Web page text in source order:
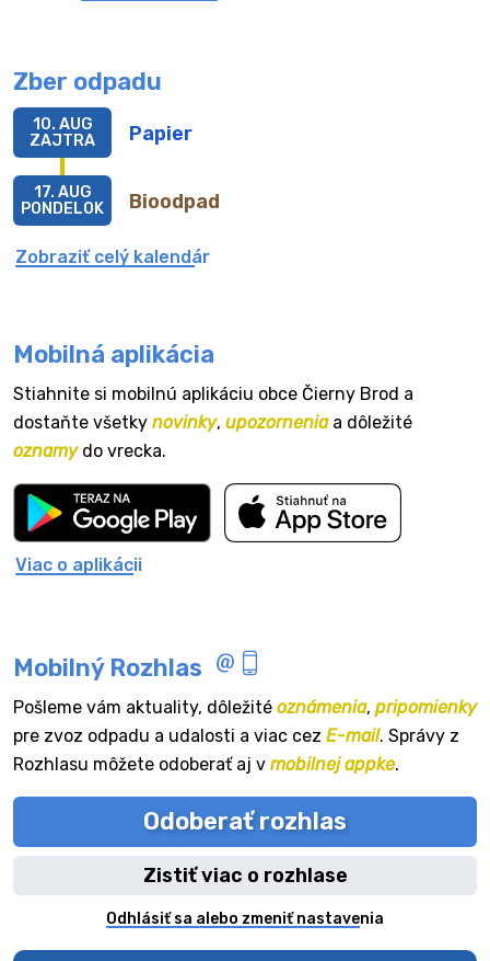
Zber odpadu
Papier
10. AUG
ZAJTRA
Bioodpad
17. AUG
PONDELOK
Zobraziť celý kalendár
Mobilná aplikácia
Stiahnite si mobilnú aplikáciu obce Čierny Brod a
dostaňte všetky novinky, upozorneniaa dôležité
oznamydo vrecka.
Viac o aplikácii
Mobilný Rozhlas
Pošleme vám aktuality, dôležité oznámenia, pripomienky
pre zvoz odpadu a udalosti a viac cez E-mail. Správy z
Rozhlasu môžete odoberať aj v mobilnej appke.
Odoberať rozhlas
Zistiť viac o rozhlase
Odhlásiť sa alebo zmeniť nastavenia